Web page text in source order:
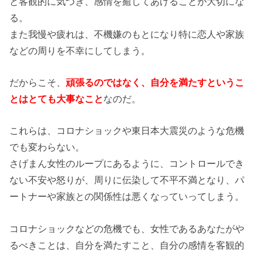
る。
また我慢や疲れは、不機嫌のもとになり特に恋人や家族
などの周りを不幸にしてしまう。
だからこそ、頑張るのではなく、自分を満たすというこ
とはとても大事なことなのだ。
これらは、コロナショックや東日本大震災のような危機
でも変わらない。
さげまん女性のループにあるように、コントロールでき
ない不安や怒りが、周りに伝染して不平不満となり、パ
ートナーや家族との関係性は悪くなっていってしまう。
コロナショックなどの危機でも、女性であるあなたがや
るべきことは、自分を満たすこと、自分の感情を客観的